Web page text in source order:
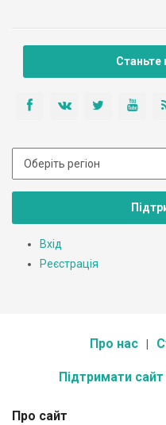
Вхід
Реєстрація
Про нас
Підтримати сайт
Про сайт